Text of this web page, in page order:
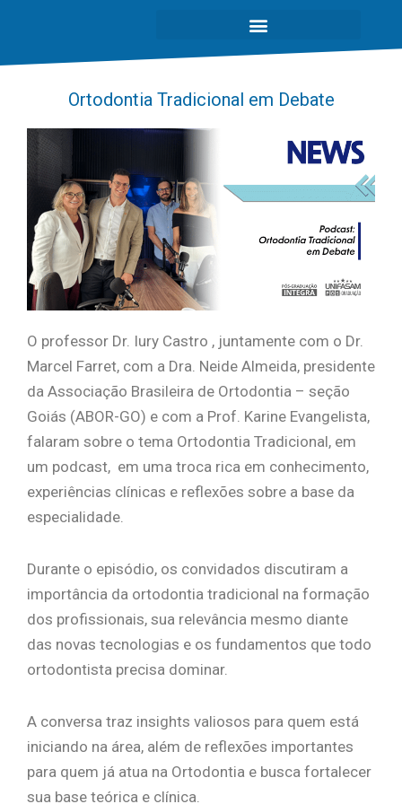
Ortodontia Tradicional em Debate
O professor Dr. Iury Castro , juntamente com o Dr.
Marcel Farret, com a Dra. Neide Almeida, presidente
da Associação Brasileira de Ortodontia – seção
Goiás (ABOR-GO) e com a Prof. Karine Evangelista,
falaram sobre o tema Ortodontia Tradicional, em
um podcast, em uma troca rica em conhecimento,
experiências clínicas e reflexões sobre a base da
especialidade.
Durante o episódio, os convidados discutiram a
importância da ortodontia tradicional na formação
dos profissionais, sua relevância mesmo diante
das novas tecnologias e os fundamentos que todo
ortodontista precisa dominar.
A conversa traz insights valiosos para quem está
iniciando na área, além de reflexões importantes
para quem já atua na Ortodontia e busca fortalecer
sua base teórica e clínica.